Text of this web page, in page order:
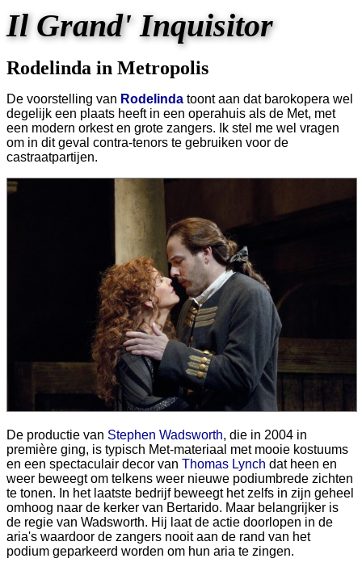
Il Grand' Inquisitor
Rodelinda in Metropolis
De voorstelling van Rodelinda toont aan dat barokopera wel
degelijk een plaats heeft in een operahuis als de Met, met
een modern orkest en grote zangers. Ik stel me wel vragen
om in dit geval contra-tenors te gebruiken voor de
castraatpartijen.
De productie van Stephen Wadsworth, die in 2004 in
première ging, is typisch Met-materiaal met mooie kostuums
en een spectaculair decor van Thomas Lynch dat heen en
weer beweegt om telkens weer nieuwe podiumbrede zichten
te tonen. In het laatste bedrijf beweegt het zelfs in zijn geheel
omhoog naar de kerker van Bertarido. Maar belangrijker is
de regie van Wadsworth. Hij laat de actie doorlopen in de
aria's waardoor de zangers nooit aan de rand van het
podium geparkeerd worden om hun aria te zingen.